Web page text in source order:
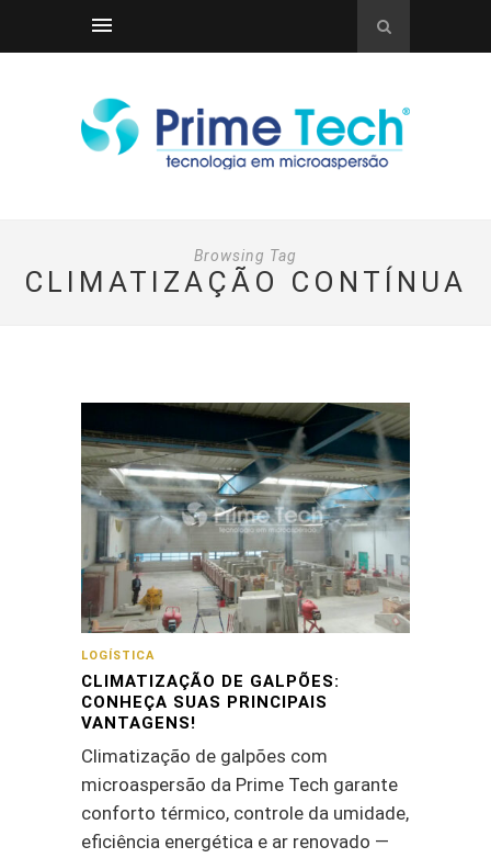
Browsing Tag
CLIMATIZAÇÃO CONTÍNUA
LOGÍSTICA
CLIMATIZAÇÃO DE GALPÕES:
CONHEÇA SUAS PRINCIPAIS
VANTAGENS!
Climatização de galpões com
microaspersão da Prime Tech garante
conforto térmico, controle da umidade,
eficiência energética e ar renovado —